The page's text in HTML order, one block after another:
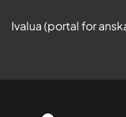
Ivalua (portal for